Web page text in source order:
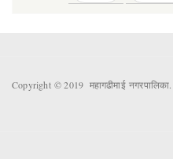
Copyright © 2019 महागढीमाई नगरपालिका.